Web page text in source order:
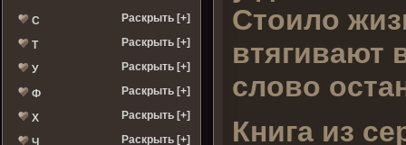
С Раскрыть [+]
Т Раскрыть [+]
У Раскрыть [+]
Ф Раскрыть [+]
Х Раскрыть [+]
Ч Раскрыть [+]
Стоило
втягивают
слово
Книга из